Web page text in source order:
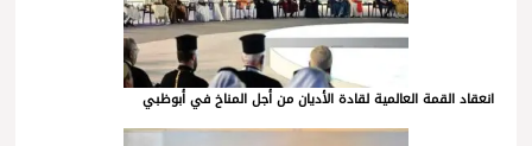
انعقاد القمة العالمية لقادة الأديان من أجل المناخ في أبوظبي